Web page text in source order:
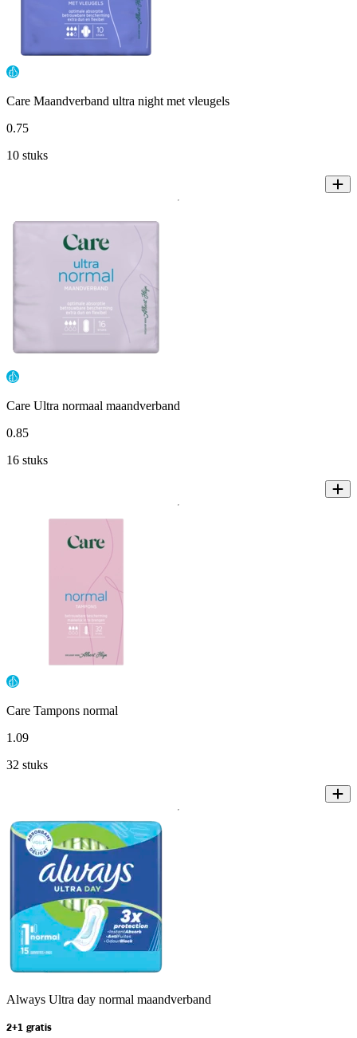
Care Maandverband ultra night met vleugels
0.75
10 stuks
Care Ultra normaal maandverband
0.85
16 stuks
Care Tampons normal
1 .09
32 stuks
Always Ultra day normal maandverband
2+1 gratis